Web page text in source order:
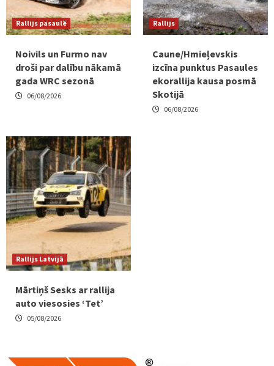
Rallijs pasaulē
Noivils un Furmo nav
droši par dalību nākamā
gada WRC sezonā
06/08/2026
Rallijs
Caune/Hmieļevskis
izcīna punktus Pasaules
ekorallija kausa posmā
Skotijā
06/08/2026
Rallijs Latvijā
Mārtiņš Sesks ar rallija
auto viesosies ‘Tet’
05/08/2026